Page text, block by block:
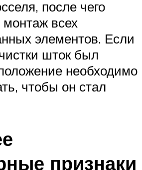
после чего
всех
элементов. Если
шток был
необходимо
чтобы он стал
признаки